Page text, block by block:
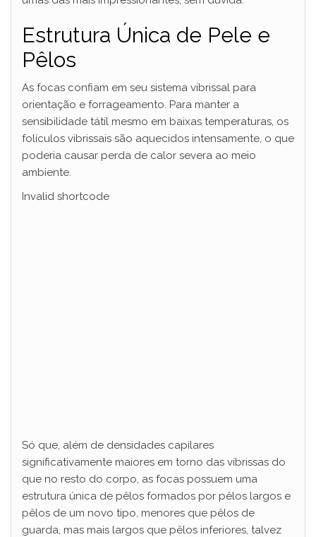
Estrutura Única de Pele e
Pêlos
As focas confiam em seu sistema vibrissal para
orientação e forrageamento. Para manter a
sensibilidade tátil mesmo em baixas temperaturas, os
folículos vibrissais são aquecidos intensamente, o que
poderia causar perda de calor severa ao meio
ambiente.
Invalid shortcode
Só que, além de densidades capilares
significativamente maiores em torno das vibrissas do
que no resto do corpo, as focas possuem uma
estrutura única de pêlos formados por pêlos largos e
pêlos de um novo tipo, menores que pêlos de
guarda, mas mais largos que pêlos inferiores, talvez